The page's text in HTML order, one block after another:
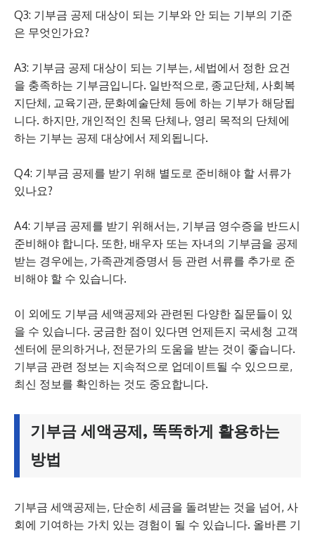
Q3: 기부금 공제 대상이 되는 기부와 안 되는 기부의 기준
은 무엇인가요?
A3: 기부금 공제 대상이 되는 기부는, 세법에서 정한 요건
을 충족하는 기부금입니다. 일반적으로, 종교단체, 사회복
지단체, 교육기관, 문화예술단체 등에 하는 기부가 해당됩
니다. 하지만, 개인적인 친목 단체나, 영리 목적의 단체에
하는 기부는 공제 대상에서 제외됩니다.
Q4: 기부금 공제를 받기 위해 별도로 준비해야 할 서류가
있나요?
A4: 기부금 공제를 받기 위해서는, 기부금 영수증을 반드시
준비해야 합니다. 또한, 배우자 또는 자녀의 기부금을 공제
받는 경우에는, 가족관계증명서 등 관련 서류를 추가로 준
비해야 할 수 있습니다.
이 외에도 기부금 세액공제와 관련된 다양한 질문들이 있
을 수 있습니다. 궁금한 점이 있다면 언제든지 국세청 고객
센터에 문의하거나, 전문가의 도움을 받는 것이 좋습니다.
기부금 관련 정보는 지속적으로 업데이트될 수 있으므로,
최신 정보를 확인하는 것도 중요합니다.
기부금 세액공제, 똑똑하게 활용하는
방법
기부금 세액공제는, 단순히 세금을 돌려받는 것을 넘어, 사
회에 기여하는 가치 있는 경험이 될 수 있습니다. 올바른 기